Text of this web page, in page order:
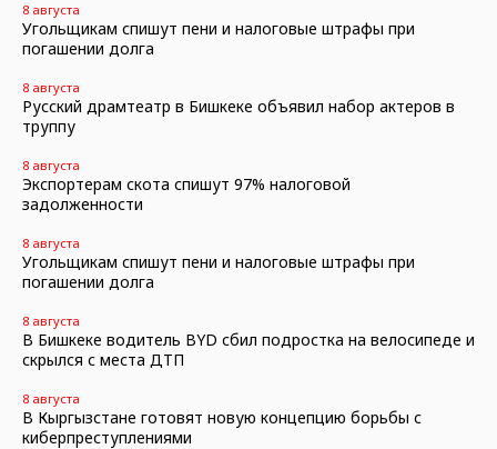
8 августа
Угольщикам спишут пени и налоговые штрафы при
погашении долга
8 августа
Русский драмтеатр в Бишкеке объявил набор актеров в
труппу
8 августа
Экспортерам скота спишут 97% налоговой
задолженности
8 августа
Угольщикам спишут пени и налоговые штрафы при
погашении долга
8 августа
В Бишкеке водитель BYD сбил подростка на велосипеде и
скрылся с места ДТП
8 августа
В Кыргызстане готовят новую концепцию борьбы с
киберпреступлениями